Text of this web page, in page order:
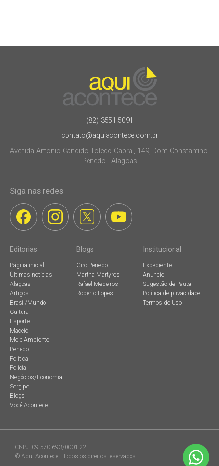
(82) 3551.5091
contato@aquiacontece.com.br
Avenida Antonio Candido Toledo Cabral, 149, Dom Constantino.
Penedo - Alagoas
Siga nas redes
Editorias
Página inicial
Últimas notícias
Alagoas
Artigos
Brasil/Mundo
Cultura
Esporte
Maceió
Meio Ambiente
Penedo
Política
Policial
Negócios/Economia
Sergipe
Blogs
Você Acontece
Blogs
Giro Penedo
Martha Martyres
Rafael Medeiros
Roberto Lopes
Institucional
Expediente
Anuncie
Sugestão de Pauta
Política de privacidade
Termos de Uso
CNPJ: 09.570.693/0001-22
© Aqui Acontece - Todos os direitos reservados